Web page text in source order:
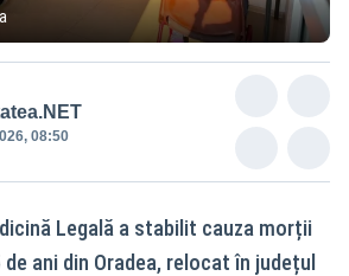
08:50
Legală a stabilit cauza morții
ani din Oradea, relocat în județul